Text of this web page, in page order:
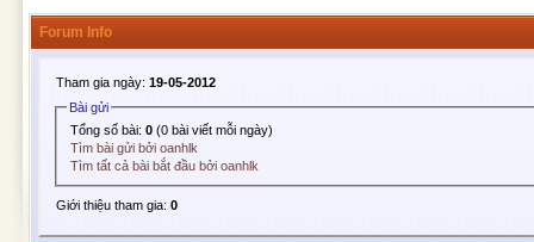
Forum Info
Tham gia ngày: 19-05-2012
Bài gửi
Tổng số bài:0 (0 bài viết mỗi ngày)
Tìm bài gửi bởi oanhlk
Tìm tất cả bài bắt đầu bởi oanhlk
Giới thiệu tham gia: 0